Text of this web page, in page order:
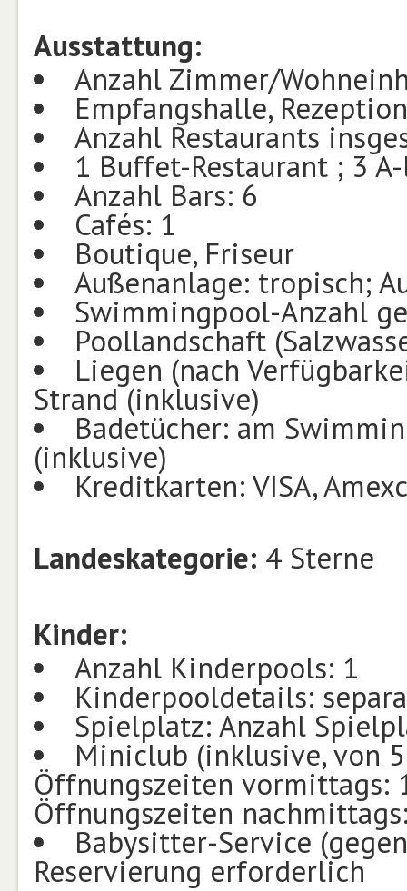
Ausstattung:
Anzahl Zimmer/
Empfangshalle, Rezeption
Anzahl Restaurants
1 Buffet-Restaurant ; 3
Anzahl Bars: 6
Cafés: 1
Boutique, Friseur
Außenanlage: tropisch;
Swimmingpool-Anzahl
Poollandschaft
Liegen (nach
Strand (inklusive)
Badetücher: am
(inklusive)
Kreditkarten: VISA,
Landeskategorie: 4 Sterne
Kinder:
Anzahl Kinderpools: 1
Kinderpooldetails:
Spielplatz: Anzahl
Miniclub (inklusive, von
Öffnungszeiten vormittags:
Öffnungszeiten
Babysitter-Service
Reservierung erforderlich